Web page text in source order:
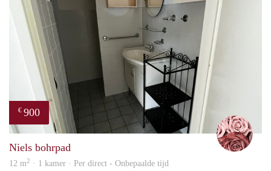
€ 900
Niels bohrpad
12 m2 · 1 kamer · Per direct - Onbepaalde tijd